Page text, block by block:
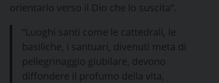
orientarlo verso il Dio che lo suscita”.
“Luoghi santi come le cattedrali, le
basiliche, i santuari, divenuti meta di
pellegrinaggio giubilare, devono
diffondere il profumo della vita,